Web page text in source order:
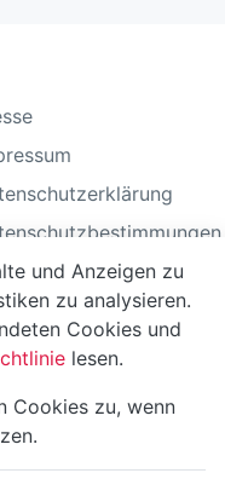
und Anzeigen zu
zu analysieren.
Cookies und
lesen.
Cookies zu, wenn